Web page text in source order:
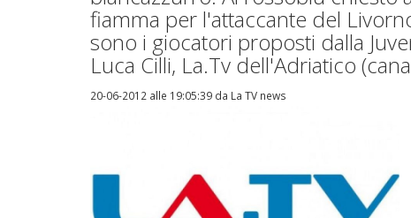
fiamma per l'attaccante del
sono i giocatori proposti dalla
Luca Cilli, La.Tv dell'Adriatico
20-06-2012 alle 19:05:39 da La TV news